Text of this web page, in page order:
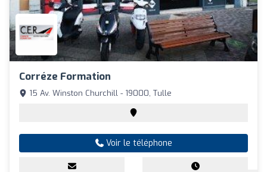
Corréze Formation
15 Av. Winston Churchill - 19000, Tulle
Voir le téléphone